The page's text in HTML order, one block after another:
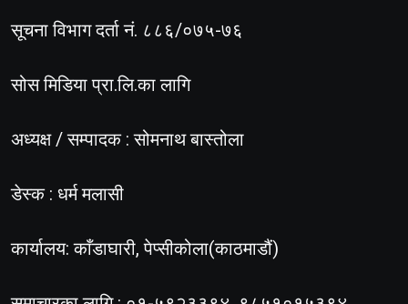
सूचना विभाग दर्ता नं. ८८६/०७५-७६
सोस मिडिया प्रा.लि.का लागि
अध्यक्ष / सम्पादक : सोमनाथ बास्तोला
डेस्क : धर्म मलासी
कार्यालय: काँडाघारी, पेप्सीकोला(काठमाडौं)